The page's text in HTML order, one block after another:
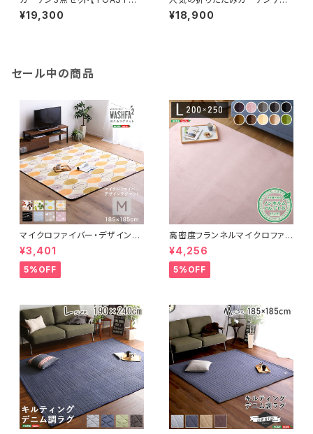
トスト】（アカシア 3点セット）
SH-05-79444
¥19,300
ア（2脚セット）アカシア材を使用
| Alisa-アリーザ- SH-01-A
¥18,900
セール中の商品
マイクロファイバー・デザインラ
グマットMサイズ（185×185cm）
洗えるラグマット 【WASHFA2】
FRG-D2-M
¥3,401
5%OFF
高密度フランネルマイクロファイ
バー・ラグマットLサイズ（200×2
50cm）洗えるラグマット｜ナル
トレア
¥4,256
5%OFF